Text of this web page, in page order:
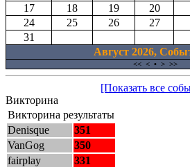
17
18 19 20
24
25 26 27
31
Август 2026,
<< < • > >>
[Показать все
Викторина
Викторина результаты
Denisque
351
VanGog
350
fairplay
331